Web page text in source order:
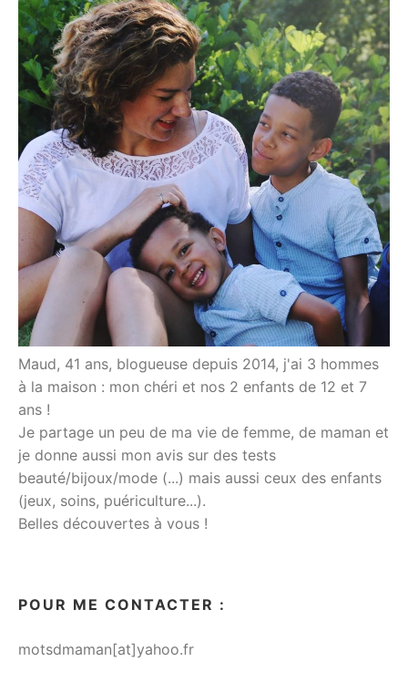
Maud, 41 ans, blogueuse depuis 2014, j'ai 3 hommes
à la maison : mon chéri et nos 2 enfants de 12 et 7
ans !
Je partage un peu de ma vie de femme, de maman et
je donne aussi mon avis sur des tests
beauté/bijoux/mode (...) mais aussi ceux des enfants
(jeux, soins, puériculture...).
Belles découvertes à vous !
POUR ME CONTACTER :
motsdmaman[at]yahoo.fr